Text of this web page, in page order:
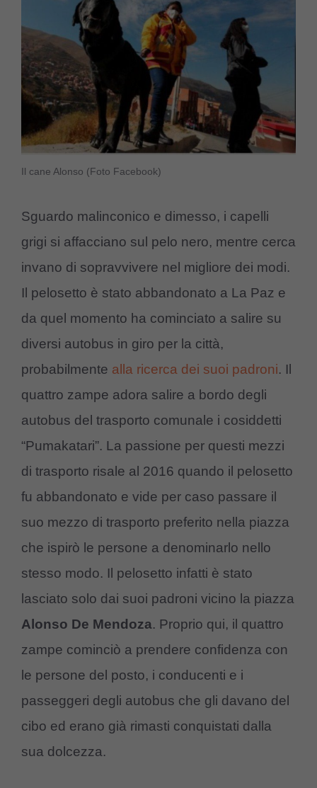
Il cane Alonso (Foto Facebook)
Sguardo malinconico e dimesso, i capelli
grigi si affacciano sul pelo nero, mentre cerca
invano di sopravvivere nel migliore dei modi.
Il pelosetto è stato abbandonato a La Paz e
da quel momento ha cominciato a salire su
diversi autobus in giro per la città,
probabilmente alla ricerca dei suoi padroni. Il
quattro zampe adora salire a bordo degli
autobus del trasporto comunale i cosiddetti
“Pumakatari”. La passione per questi mezzi
di trasporto risale al 2016 quando il pelosetto
fu abbandonato e vide per caso passare il
suo mezzo di trasporto preferito nella piazza
che ispirò le persone a denominarlo nello
stesso modo. Il pelosetto infatti è stato
lasciato solo dai suoi padroni vicino la piazza
Alonso De Mendoza. Proprio qui, il quattro
zampe cominciò a prendere confidenza con
le persone del posto, i conducenti e i
passeggeri degli autobus che gli davano del
cibo ed erano già rimasti conquistati dalla
sua dolcezza.